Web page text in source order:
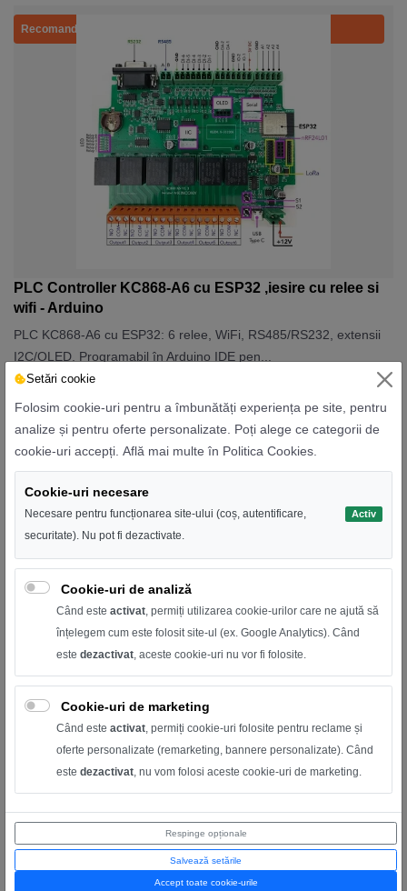
Recomandat
PLC Controller KC868-A6 cu ESP32 ,iesire cu relee si
wifi - Arduino
PLC KC868-A6 cu ESP32: 6 relee, WiFi, RS485/RS232, extensii
I2C/OLED. Programabil în Arduino IDE pen...
PLC Controller KC868-A8 cu ESP32 ,iesire cu relee si
wifi - Arduino
300,00 RON 500,00 RON
Setări cookie
Folosim cookie-uri pentru a îmbunătăți experiența pe site, pentru
analize și pentru oferte personalizate. Poți alege ce categorii de
cookie-uri accepți. Află mai multe în Politica Cookies.
Cookie-uri necesare
Necesare pentru funcționarea site-ului (coș, autentificare,
securitate). Nu pot fi dezactivate.
Activ
Cookie-uri de analiză
Când este activat , permiți utilizarea cookie-urilor care ne ajută să
înțelegem cum este folosit site-ul (ex. Google Analytics). Când
este dezactivat , aceste cookie-uri nu vor fi folosite.
Cookie-uri de marketing
Când este activat, permiți cookie-uri folosite pentru reclame și
oferte personalizate (remarketing, bannere personalizate). Când
este dezactivat, nu vom folosi aceste cookie-uri de marketing.
Respinge opționale
Salvează setările
Accept toate cookie-urile